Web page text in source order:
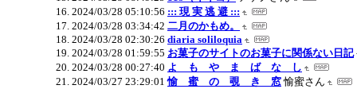
2024/03/28 05:10:56 ::: 現 実 逃 避 :::
2024/03/28 03:34:42 二月のかもめ。
2024/03/28 02:30:26 diaria soliloquia
2024/03/28 01:59:55 お菓子のサイトのお菓子に関係ない日記
2024/03/28 00:27:40 よ も や ま ば な し
2024/03/27 23:29:01 愉 蜜 の 覗 き 窓 愉蜜さん